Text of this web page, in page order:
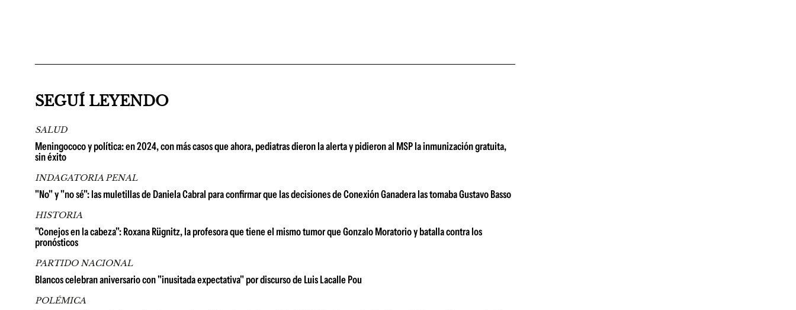
SEGUÍ LEYENDO
SALUD
Meningococo y política: en 2024, con más casos que ahora, pediatras dieron la alerta y pidieron al MSP la inmunización gratuita,
sin éxito
INDAGATORIA PENAL
"No" y "no sé": las muletillas de Daniela Cabral para confirmar que las decisiones de Conexión Ganadera las tomaba Gustavo Basso
HISTORIA
"Conejos en la cabeza": Roxana Rügnitz, la profesora que tiene el mismo tumor que Gonzalo Moratorio y batalla contra los
pronósticos
PARTIDO NACIONAL
Blancos celebran aniversario con "inusitada expectativa" por discurso de Luis Lacalle Pou
POLÉMICA